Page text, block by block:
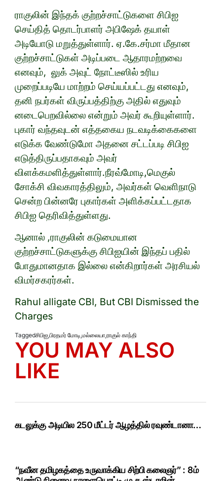
ராகுலின் இந்தக் குற்றச்சாட்டுகளை சிபிஐ
செய்தித் தொடர்பாளர் அபிஷேக் தயாள்
அடியோடு மறுத்துள்ளார். ஏ.கே.சர்மா மீதான
குற்றச்சாட்டுகள் அடிப்படை ஆதாரமற்றவை
எனவும், லுக் அவுட் நோட்டீஸில் உரிய
முறைப்படியே மாற்றம் செய்யப்பட்டது எனவும்,
தனி நபர்கள் விருப்பத்திற்கு அதில் எதுவும்
னடைபெறவில்லை என்றும் அவர் கூறியுள்ளார்.
புகார் வந்தவுடன் எத்தகைய நடவடிக்கைகளை
எடுக்க வேண்டுமோ அதனை சட்டப்படி சிபிஐ
எடுத்திருப்பதாகவும் அவர்
விளக்கமளித்துள்ளார்.நீரவ்மோடி,மெகுல்
சோக்சி விவகாரத்திலும், அவர்கள் வெளிநாடு
சென்ற பின்னரே புகார்கள் அளிக்கப்பட்டதாக
சிபிஐ தெரிவித்துள்ளது.
ஆனால் ,ராகுலின் கடுமையான
குற்றச்சாட்டுகளுக்கு சிபிஐயின் இந்தப் பதில்
போதுமானதாக இல்லை என்கிறார்கள் அரசியல்
விமர்சகரர்கள்.
Rahul alligate CBI, But CBI Dismissed the
Charges
Taggedசிபிஐ,பிரதமர் மோடி,மல்லையா,ராகுல் காந்தி
YOU MAY ALSO
LIKE
கடலுக்கு அடியில 250 மீட்டர் ஆழத்தில் ரவுண்டானா…
“நவீன தமிழகத்தை உருவாக்கிய சிற்பி கலைஞர்” : 8ம்